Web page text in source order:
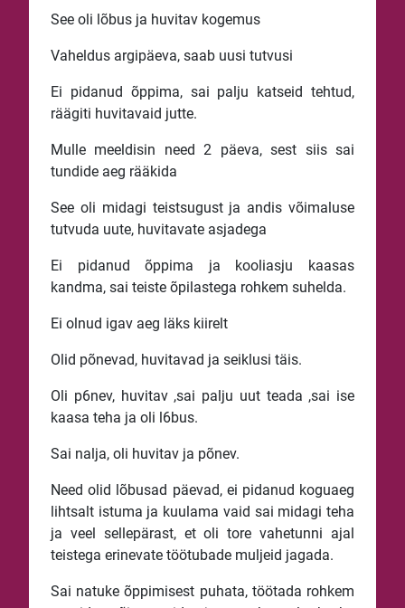
See oli lõbus ja huvitav kogemus
Vaheldus argipäeva, saab uusi tutvusi
Ei pidanud õppima, sai palju katseid tehtud,
räägiti huvitavaid jutte.
Mulle meeldisin need 2 päeva, sest siis sai
tundide aeg rääkida
See oli midagi teistsugust ja andis võimaluse
tutvuda uute, huvitavate asjadega
Ei pidanud õppima ja kooliasju kaasas
kandma, sai teiste õpilastega rohkem suhelda.
Ei olnud igav aeg läks kiirelt
Olid põnevad, huvitavad ja seiklusi täis.
Oli p6nev, huvitav ,sai palju uut teada ,sai ise
kaasa teha ja oli l6bus.
Sai nalja, oli huvitav ja põnev.
Need olid lõbusad päevad, ei pidanud koguaeg
lihtsalt istuma ja kuulama vaid sai midagi teha
ja veel sellepärast, et oli tore vahetunni ajal
teistega erinevate töötubade muljeid jagada.
Sai natuke õppimisest puhata, töötada rohkem